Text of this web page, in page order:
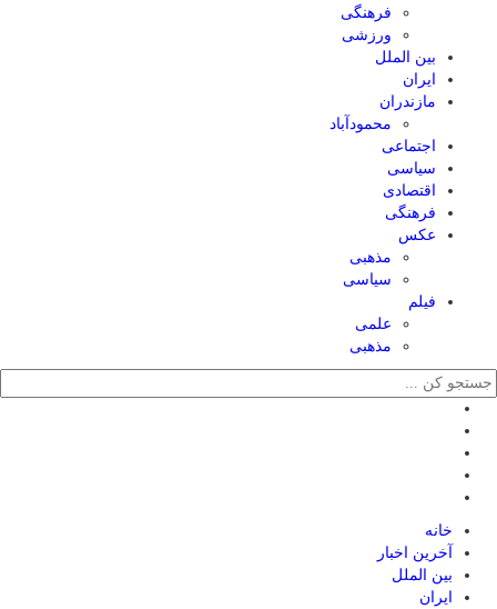
فرهنگی
ورزشی
بین الملل
ایران
مازندران
محمودآباد
اجتماعی
سیاسی
اقتصادی
فرهنگی
عکس
مذهبی
سیاسی
فیلم
علمی
مذهبی
خانه
آخرین اخبار
بین الملل
ایران